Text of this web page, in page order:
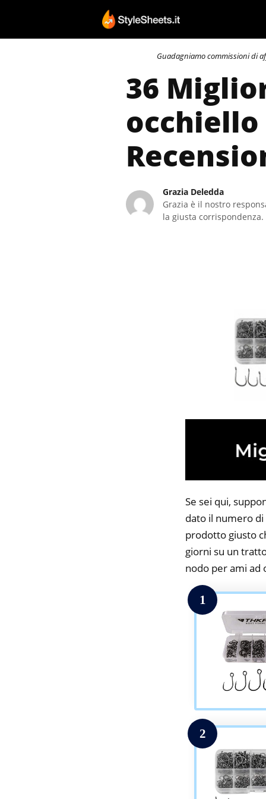
contenuto
Guadagniamo commissioni di
36
occhiello
Grazia Deledda
Grazia è il nostro
la giusta
Se sei qui,
dato il numero
prodotto giusto
giorni su un
nodo per ami ad
1
2